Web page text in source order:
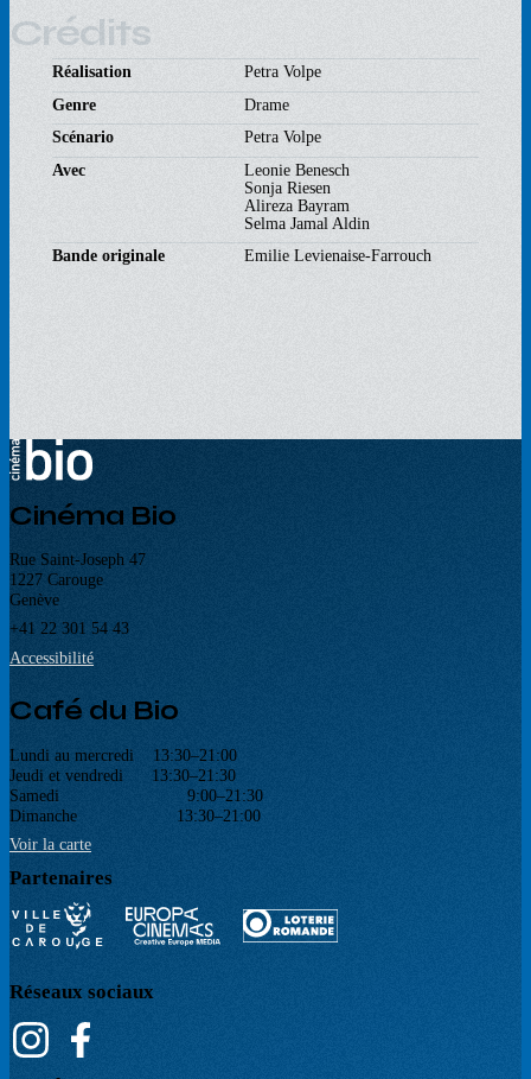
Crédits
Réalisation
Petra Volpe
Genre
Drame
Scénario
Petra Volpe
Avec
Leonie Benesch
Sonja Riesen
Alireza Bayram
Selma Jamal Aldin
Bande originale
Emilie Levienaise-Farrouch
Cinéma Bio
Rue Saint-Joseph 47
1227 Carouge
Genève
+41 22 301 54 43
Accessibilité
Café du Bio
Lundi au mercredi 13:30–21:00
Jeudi et vendredi 13:30–21:30
Samedi 9:00–21:30
Dimanche 13:30–21:00
Voir la carte
Partenaires
Réseaux sociaux